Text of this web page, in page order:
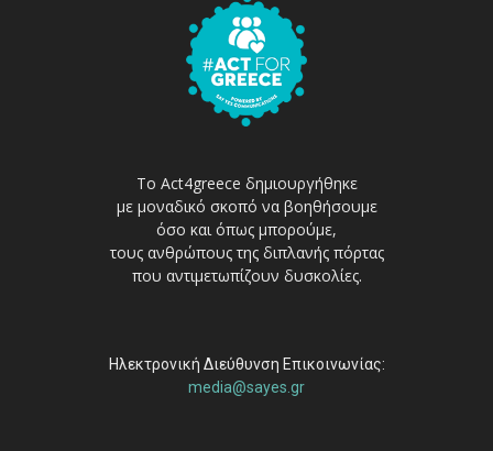
Το Act4greece δημιουργήθηκε
με μοναδικό σκοπό να βοηθήσουμε
όσο και όπως μπορούμε,
τους ανθρώπους της διπλανής πόρτας
που αντιμετωπίζουν δυσκολίες.
Ηλεκτρονική Διεύθυνση Επικοινωνίας:
media@sayes.gr